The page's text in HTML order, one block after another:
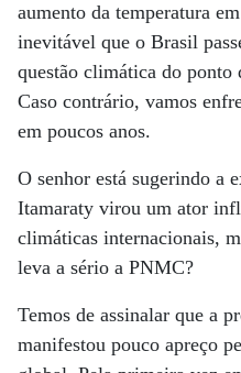
aumento da temperatura
inevitável que o Brasil
questão climática do
Caso contrário, vamos
em poucos anos.
O senhor está sugerindo a
Itamaraty virou um ator
climáticas internacionais,
leva a sério a PNMC?
Temos de assinalar que a
manifestou pouco apreço